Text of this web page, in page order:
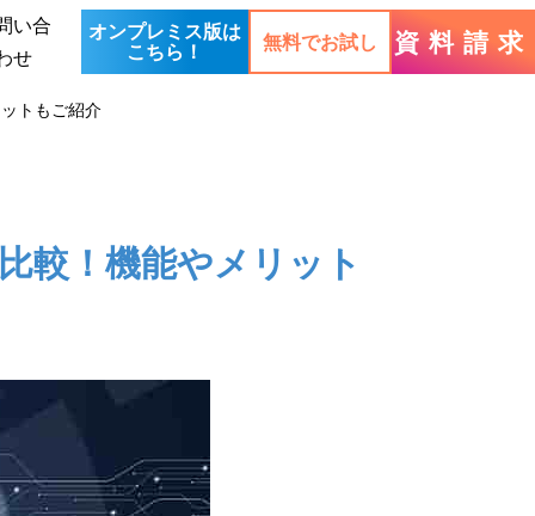
い合
せ
オンプレミス版は
こちら！
無料でお試し 資料請求
トもご紹介
較！機能やメリット